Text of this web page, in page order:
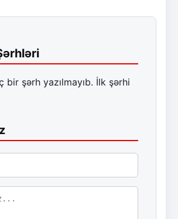
bir şərh yazılmayıb. İlk şərhi